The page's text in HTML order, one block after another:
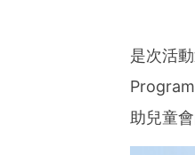
是次活
助兒童